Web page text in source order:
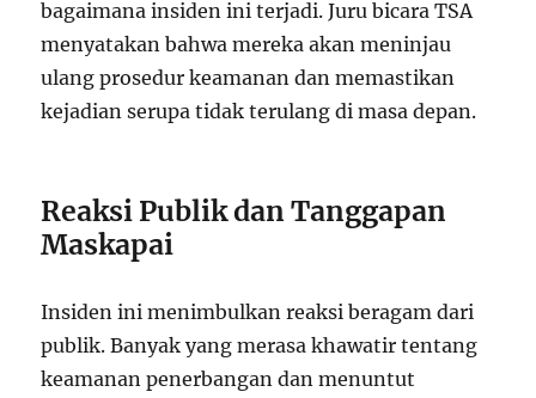
bagaimana insiden ini terjadi. Juru bicara TSA
menyatakan bahwa mereka akan meninjau
ulang prosedur keamanan dan memastikan
kejadian serupa tidak terulang di masa depan.
Reaksi Publik dan Tanggapan
Maskapai
Insiden ini menimbulkan reaksi beragam dari
publik. Banyak yang merasa khawatir tentang
keamanan penerbangan dan menuntut